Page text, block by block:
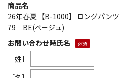
商品名
26年春夏 【B-1000】 ロングパンツ
79 BE(ベージュ)
お問い合わせ時氏名
［姓］